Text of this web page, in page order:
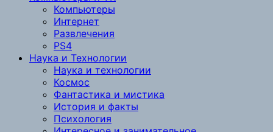
Компьютеры
Интернет
Развлечения
PS4
Наука и Технологии
Наука и технологии
Космос
Фантастика и мистика
История и факты
Психология